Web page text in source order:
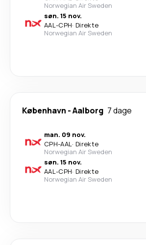
Norwegian Air Sweden
søn. 15 nov.
AAL-CPH· Direkte
Norwegian Air Sweden
København -Aalborg 7 dage
man. 09 nov.
CPH-AAL· Direkte
Norwegian Air Sweden
søn. 15 nov.
AAL-CPH· Direkte
Norwegian Air Sweden